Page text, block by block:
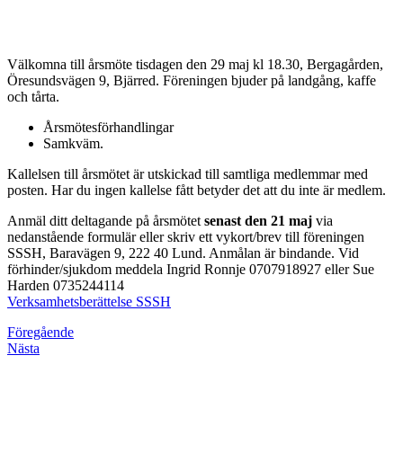
Välkomna till årsmöte tisdagen den 29 maj kl 18.30, Bergagården,
Öresundsvägen 9, Bjärred. Föreningen bjuder på landgång, kaffe
och tårta.
Årsmötesförhandlingar
Samkväm.
Kallelsen till årsmötet är utskickad till samtliga medlemmar med
posten. Har du ingen kallelse fått betyder det att du inte är medlem.
Anmäl ditt deltagande på årsmötet senast den 21 maj via
nedanstående formulär eller skriv ett vykort/brev till föreningen
SSSH, Baravägen 9, 222 40 Lund. Anmålan är bindande. Vid
förhinder/sjukdom meddela Ingrid Ronnje 0707918927 eller Sue
Harden 0735244114
Verksamhetsberättelse SSSH
Föregående
Nästa